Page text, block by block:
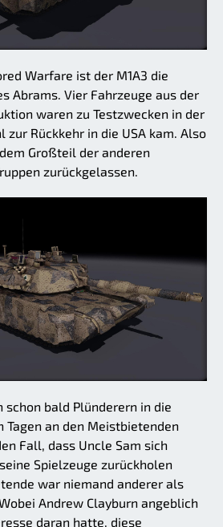
Warfare ist der M1A3 die
Abrams. Vier Fahrzeuge aus der
waren zu Testzwecken in der
zur Rückkehr in die USA kam. Also
Großteil der anderen
zurückgelassen.
bald Plünderern in die
Tagen an den Meistbietenden
Fall, dass Uncle Sam sich
Spielzeuge zurückholen
war niemand anderer als
Andrew Clayburn angeblich
daran hatte, diese